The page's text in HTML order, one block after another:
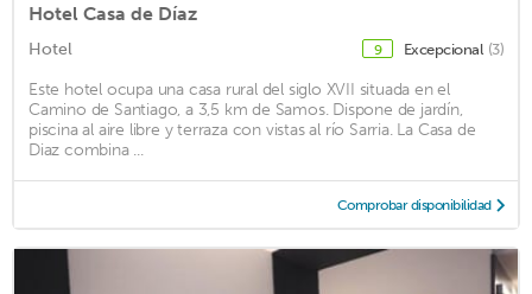
Hotel Casa de Díaz
Hotel 9 Excepcional (3)
Este hotel ocupa una casa rural del siglo XVII situada en el
Camino de Santiago, a 3,5 km de Samos. Dispone de jardín,
piscina al aire libre y terraza con vistas al río Sarria. La Casa de
Diaz combina ...
Comprobar disponibilidad